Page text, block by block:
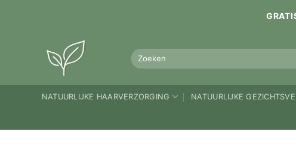
Zoeken
naar:
NATUURLIJKE HAARVERZORGING NATUURLIJKE